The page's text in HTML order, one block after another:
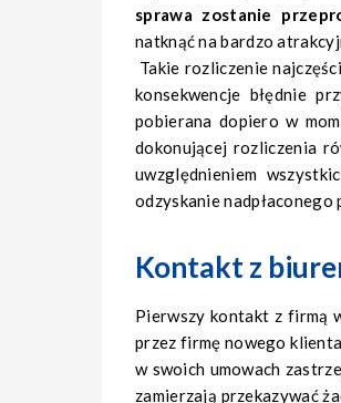
sprawa zostanie
natknąć na bardzo
Takie rozliczenie
konsekwencje błędnie
pobierana dopiero w
dokonującej rozliczenia
uwzględnieniem
odzyskanie
Kontakt z
Pierwszy kontakt z firmą
przez firmę nowego
w swoich umowach
zamierzają przekazywać